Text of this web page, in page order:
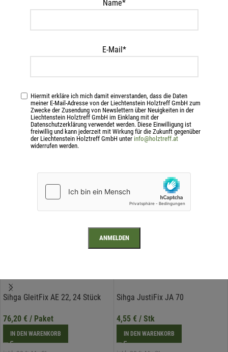
Beschreibung
BohrFix FB 4,2 x 22 mm, Edelstahl rostfrei, TX 20, Vollgewinde, 150
20, Vollgewinde, Montageanleitung und SIHGAFIX Edelstahl rostfrei
Zusätzliche Information
Sihga GleitFix AE 22, 24 Stück
76,20 € / Paket
IN DEN WARENKORB
Sihga JustiFix JA 70
4,55 € / Stk
IN DEN WARENKORB
Name*
E-Mail*
Hiermit erkläre ich mich damit einverstanden, dass die Daten
meiner E-Mail-Adresse von der Liechtenstein Holztreff GmbH zum
Zwecke der Zusendung von Newslettern über Neuigkeiten in der
Liechtenstein Holztreff GmbH im Einklang mit der
Datenschutzerklärung verwendet werden. Diese Einwilligung ist
freiwillig und kann jederzeit mit Wirkung für die Zukunft gegenüber
der Liechtenstein Holztreff GmbH unter info@holztreff.at
widerrufen werden.